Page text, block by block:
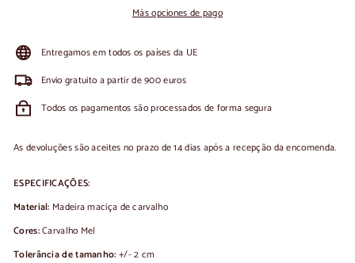
Más opciones de pago
Entregamos em todos os países da UE
Envio gratuito a partir de 900 euros
Todos os pagamentos são processados de forma segura
As devoluções são aceites no prazo de 14 dias após a recepção da encomenda.
ESPECIFICAÇÕES:
Material: Madeira maciça de carvalho
Cores:Carvalho Mel
Tolerância de tamanho: +/- 2 cm